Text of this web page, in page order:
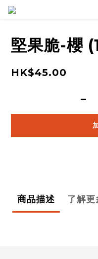
堅果脆-櫻
HK$45.00
商品描述 了解更